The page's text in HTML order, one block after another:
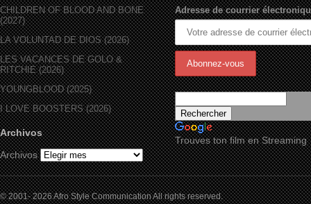
CHILDREN OF BLOOD AND BONE
(2027)
LA VOLUNTAD DE DIOS (2026)
LES VACANCES DE GOLO &
RITCHIE (2026)
YOUNGBLOOD (2025)
I LOVE BOOSTERS (2026)
Archivos
Archivos
Adresse de courrier
Trouves ton film en Streaming
© 2001- 2026 Afro Style Communication All rights reserved.